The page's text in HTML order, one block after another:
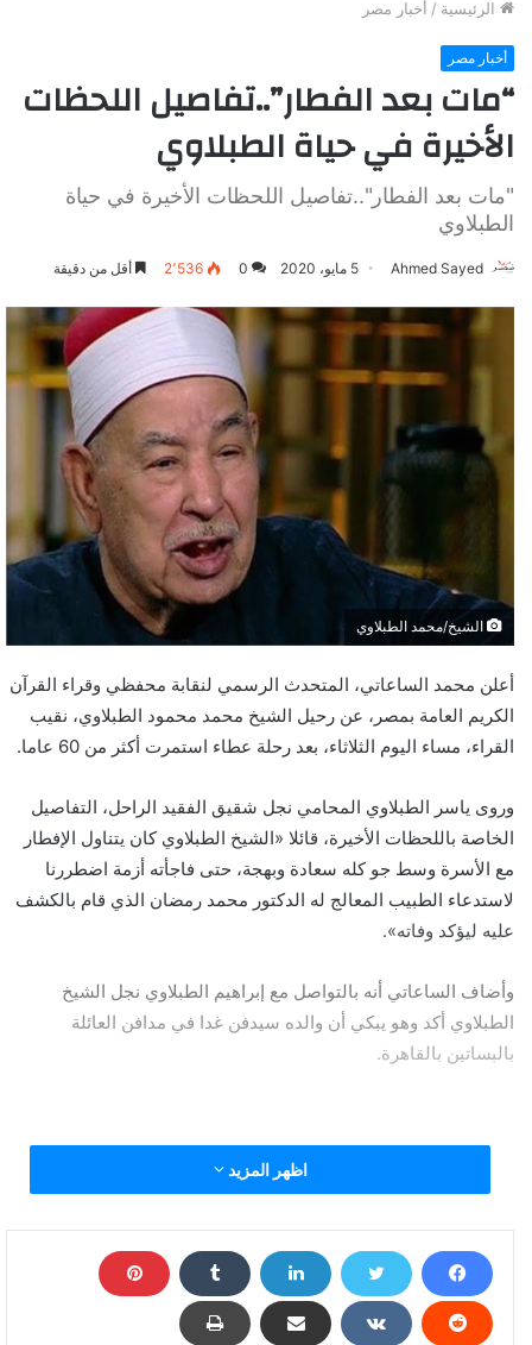
الرئيسية / أخبار مصر
أخبار مصر
“مات بعد الفطار”..تفاصيل اللحظات
الأخيرة في حياة الطبلاوي
"مات بعد الفطار"..تفاصيل اللحظات الأخيرة في حياة
الطبلاوي
Ahmed Sayed 5 مايو، 2020 0 2٬536 أقل من دقيقة
الشيخ/محمد الطبلاوي
أعلن محمد الساعاتي، المتحدث الرسمي لنقابة محفظي وقراء القرآن
الكريم العامة بمصر، عن رحيل الشيخ محمد محمود الطبلاوي، نقيب
القراء، مساء اليوم الثلاثاء، بعد رحلة عطاء استمرت أكثر من 60 عاما.
وروى ياسر الطبلاوي المحامي نجل شقيق الفقيد الراحل، التفاصيل
الخاصة باللحظات الأخيرة، قائلا «الشيخ الطبلاوي كان يتناول الإفطار
مع الأسرة وسط جو كله سعادة وبهجة، حتى فاجأته أزمة اضطررنا
لاستدعاء الطبيب المعالج له الدكتور محمد رمضان الذي قام بالكشف
عليه ليؤكد وفاته».
وأضاف الساعاتي أنه بالتواصل مع إبراهيم الطبلاوي نجل الشيخ
الطبلاوي أكد وهو يبكي أن والده سيدفن غدا في مدافن العائلة
بالبساتين بالقاهرة.
"مات بعد الفطار"..تفاصيل اللحظات الأخيرة في حياة
اظهر المزيد